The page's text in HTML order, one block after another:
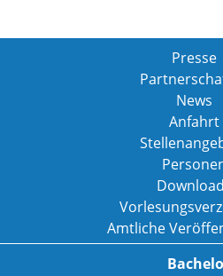
Presse
News
Anfahrt
Amtliche